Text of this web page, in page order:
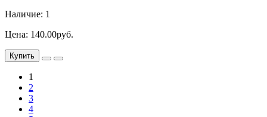
Наличие: 1
Цена: 140.00руб.
Купить
1
2
3
4